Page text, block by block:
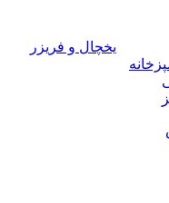
یخچال و فریزر